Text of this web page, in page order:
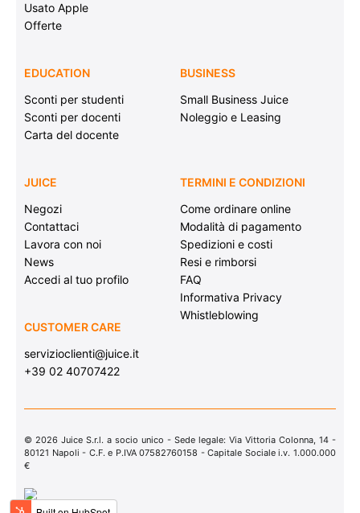
Usato Apple
Offerte
EDUCATION
Sconti per studenti
Sconti per docenti
Carta del docente
BUSINESS
Small Business Juice
Noleggio e Leasing
JUICE
Negozi
Contattaci
Lavora con noi
News
Accedi al tuo profilo
CUSTOMER CARE
servizioclienti@juice.it
+39 02 40707422
TERMINI E CONDIZIONI
Come ordinare online
Modalità di pagamento
Spedizioni e costi
Resi e rimborsi
FAQ
Informativa Privacy
Whistleblowing
© 2026 Juice S.r.l. a socio unico - Sede legale: Via Vittoria Colonna, 14 -
80121 Napoli - C.F. e P.IVA 07582760158 - Capitale Sociale i.v. 1.000.000
€